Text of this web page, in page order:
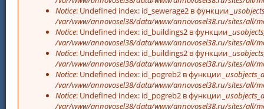
Notice: Undefined index: id_sewerage2 в функции
/var/www/annovosel38/data/www/annovosel38.ru/sites/all/
Notice: Undefined index: id_buildings2 в функции
/var/www/annovosel38/data/www/annovosel38.ru/sites/all/
Notice: Undefined index: id_buildings2 в функции
/var/www/annovosel38/data/www/annovosel38.ru/sites/all/
Notice: Undefined index: id_pogreb2 в функции
/var/www/annovosel38/data/www/annovosel38.ru/sites/all/
Notice: Undefined index: id_pogreb2 в функции
/var/www/annovosel38/data/www/annovosel38.ru/sites/all/